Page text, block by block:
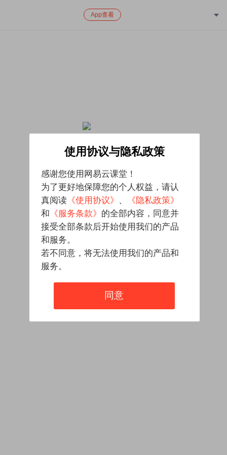
App查看
使用协议与隐私政策
感谢您使用网易云课堂！
为了更好地保障您的个人权益，请认
真阅读 《使用协议》 、
《隐私政策》
和 《服务条款》 的全部内容，同意并
接受全部条款后开始使用我们的产品
和服务。
若不同意，将无法使用我们的产品和
服务。
同意